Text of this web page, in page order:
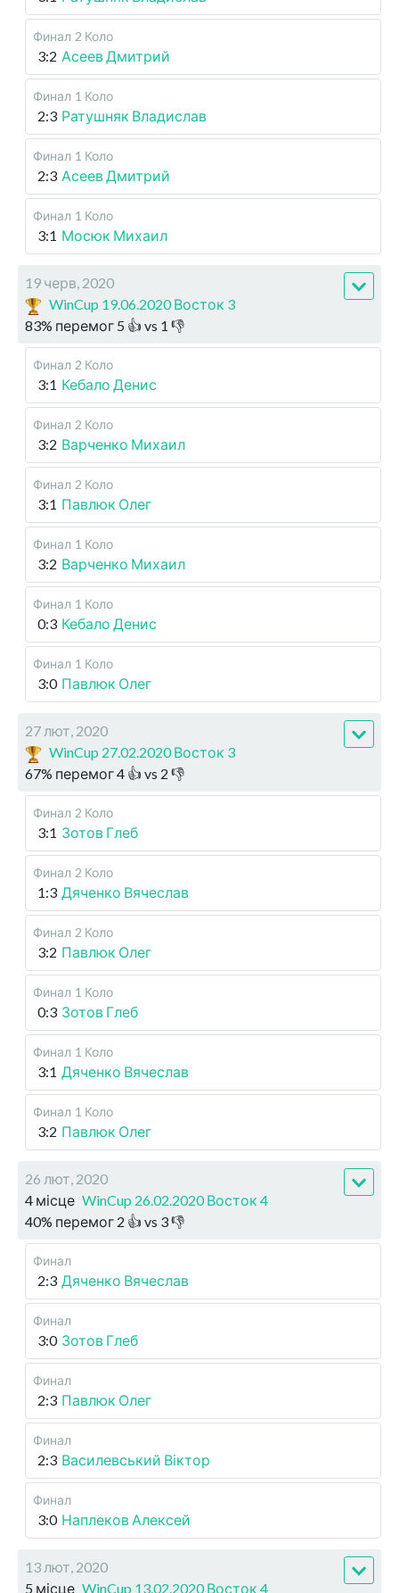
Финал 2 Коло
3:2 Асеев Дмитрий
Финал 1 Коло
2:3 Ратушняк Владислав
Финал 1 Коло
2:3 Асеев Дмитрий
Финал 1 Коло
3:1 Мосюк Михаил
19 черв, 2020
WinCup 19.06.2020 Восток 3
83% перемог 5 👍 vs 1 👎
Финал 2 Коло
3:1 Кебало Денис
Финал 2 Коло
3:2 Варченко Михаил
Финал 2 Коло
3:1 Павлюк Олег
Финал 1 Коло
3:2 Варченко Михаил
Финал 1 Коло
0:3 Кебало Денис
Финал 1 Коло
3:0 Павлюк Олег
27 лют, 2020
WinCup 27.02.2020 Восток 3
67% перемог4 👍 vs 2 👎
Финал 2 Коло
3:1 Зотов Глеб
Финал 2 Коло
1:3 Дяченко Вячеслав
Финал 2 Коло
3:2 Павлюк Олег
Финал 1 Коло
0:3 Зотов Глеб
Финал 1 Коло
3:1 Дяченко Вячеслав
Финал 1 Коло
3:2 Павлюк Олег
26 лют, 2020
4 місце WinCup 26.02.2020 Восток 4
40% перемог 2 👍 vs 3👎
Финал
2:3 Дяченко Вячеслав
Финал
3:0 Зотов Глеб
Финал
2:3 Павлюк Олег
Финал
2:3 Василевський Віктор
Финал
3:0 Наплеков Алексей
13 лют, 2020
5 місце WinCup 13.02.2020 Восток 4